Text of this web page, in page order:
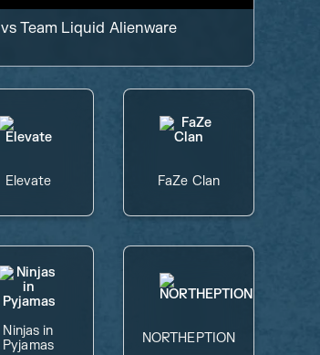
vsTeam Liquid Alienware
Elevate FaZe Clan
Ninjas in
Pyjamas
NORTHEPTION